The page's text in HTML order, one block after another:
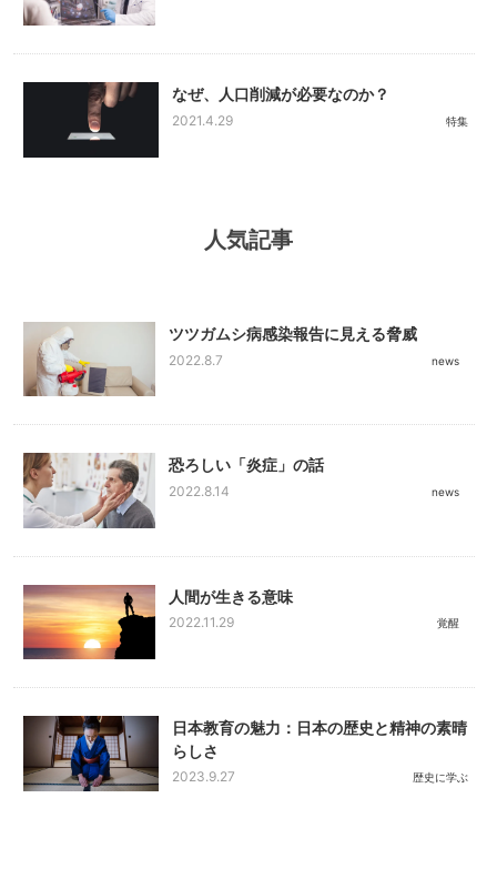
なぜ、人口削減が必要なのか？
2021.4.29 特集
人気記事
ツツガムシ病感染報告に見える脅威
2022.8.7 news
恐ろしい「炎症」の話
2022.8.14 news
人間が生きる意味
2022.11.29 覚醒
日本教育の魅力：日本の歴史と精神の素晴
らしさ
2023.9.27 歴史に学ぶ